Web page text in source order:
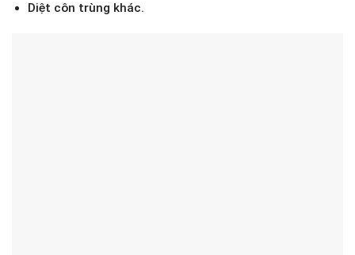
Diệt côn trùng khác.